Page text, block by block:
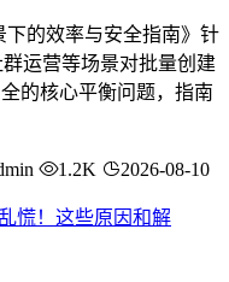
下的效率与安全指南》针
运营等场景对批量创建
的核心平衡问题，指南
1.2K 2026-08-10